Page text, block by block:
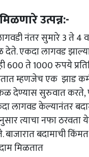
उत्पन्न:-
नंतर सुमारे 3 ते 4
एकदा लागवड
600 ते 1000 रुपये
म्हणजेच एक झाड
देण्यास सुरुवात करते,
लागवड केल्यानंतर
त्याचा नफा ठरवता
बदामाची
मिळतात